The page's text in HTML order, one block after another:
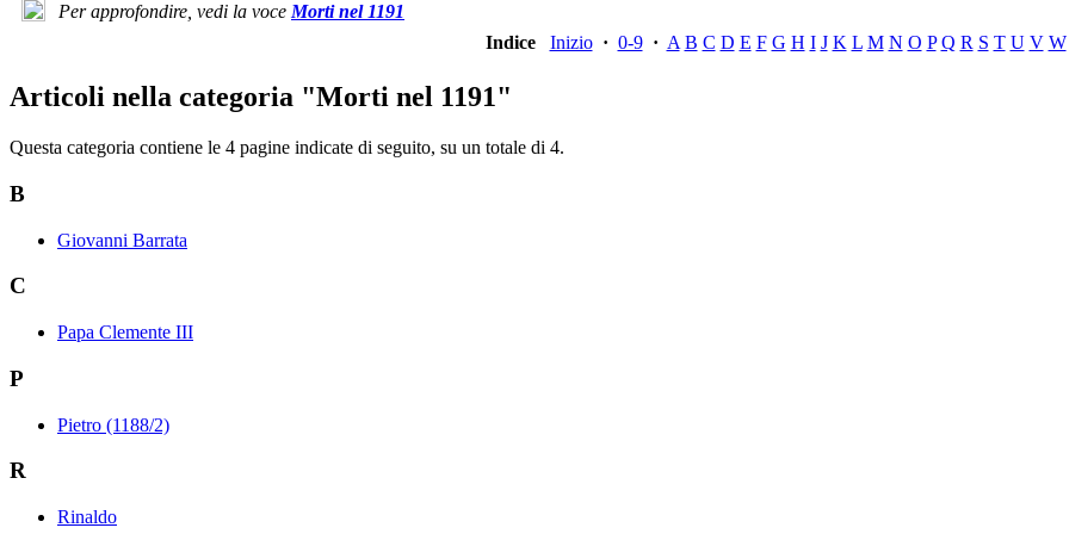
Per approfondire, vedi la voceMorti nel 1191
Indice
Inizio · 0-9 · A B C D E F G H I J K L M N O P Q R S T U V W
Articoli nella categoria "Morti nel 1191"
Questa categoria contiene le 4 pagine indicate di seguito, su un totale di 4.
B
Giovanni Barrata
C
Papa Clemente III
P
Pietro (1188/2)
R
Rinaldo